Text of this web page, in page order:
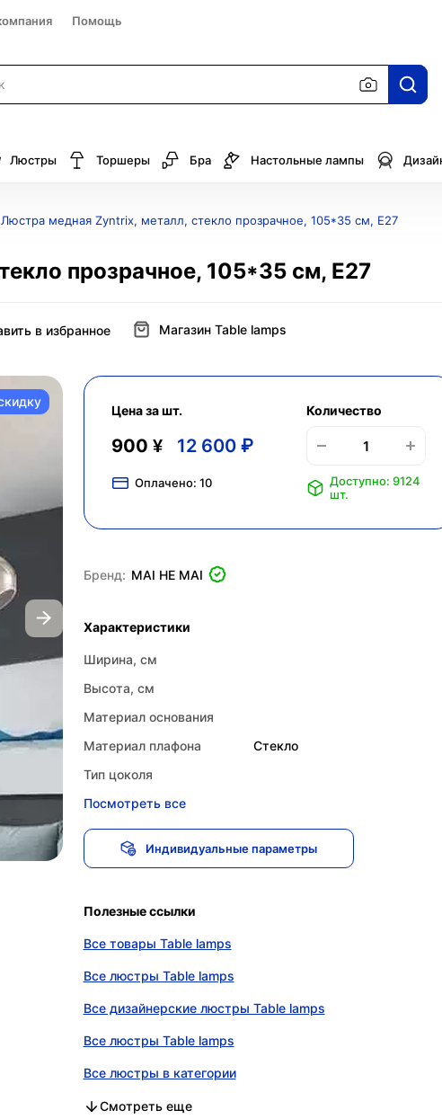
Помощь
Люстры Торшеры Бра Настольные лампы
Люстра медная Zyntrix, металл, стекло прозрачное, 105*35 см, Е27
прозрачное, 105*35 см, Е27
в избранное Магазин Table lamps
Цена за шт.
900 ¥ 12 600 ₽
Оплачено: 10
Количество
Доступно: 9124
шт.
Бренд: MAI HE MAI
Характеристики
Ширина, см
Высота, см
Материал основания
Материал плафона
Стекло
Тип цоколя
Посмотреть все
Индивидуальные параметры
Полезные ссылки
Все товары Table lamps
Все люстры Table lamps
Все дизайнерские люстры Table lamps
Все люстры Table lamps
Все люстры в категории
Все дизайнерские люстры в категории
Все люстры в категории
Смотреть еще